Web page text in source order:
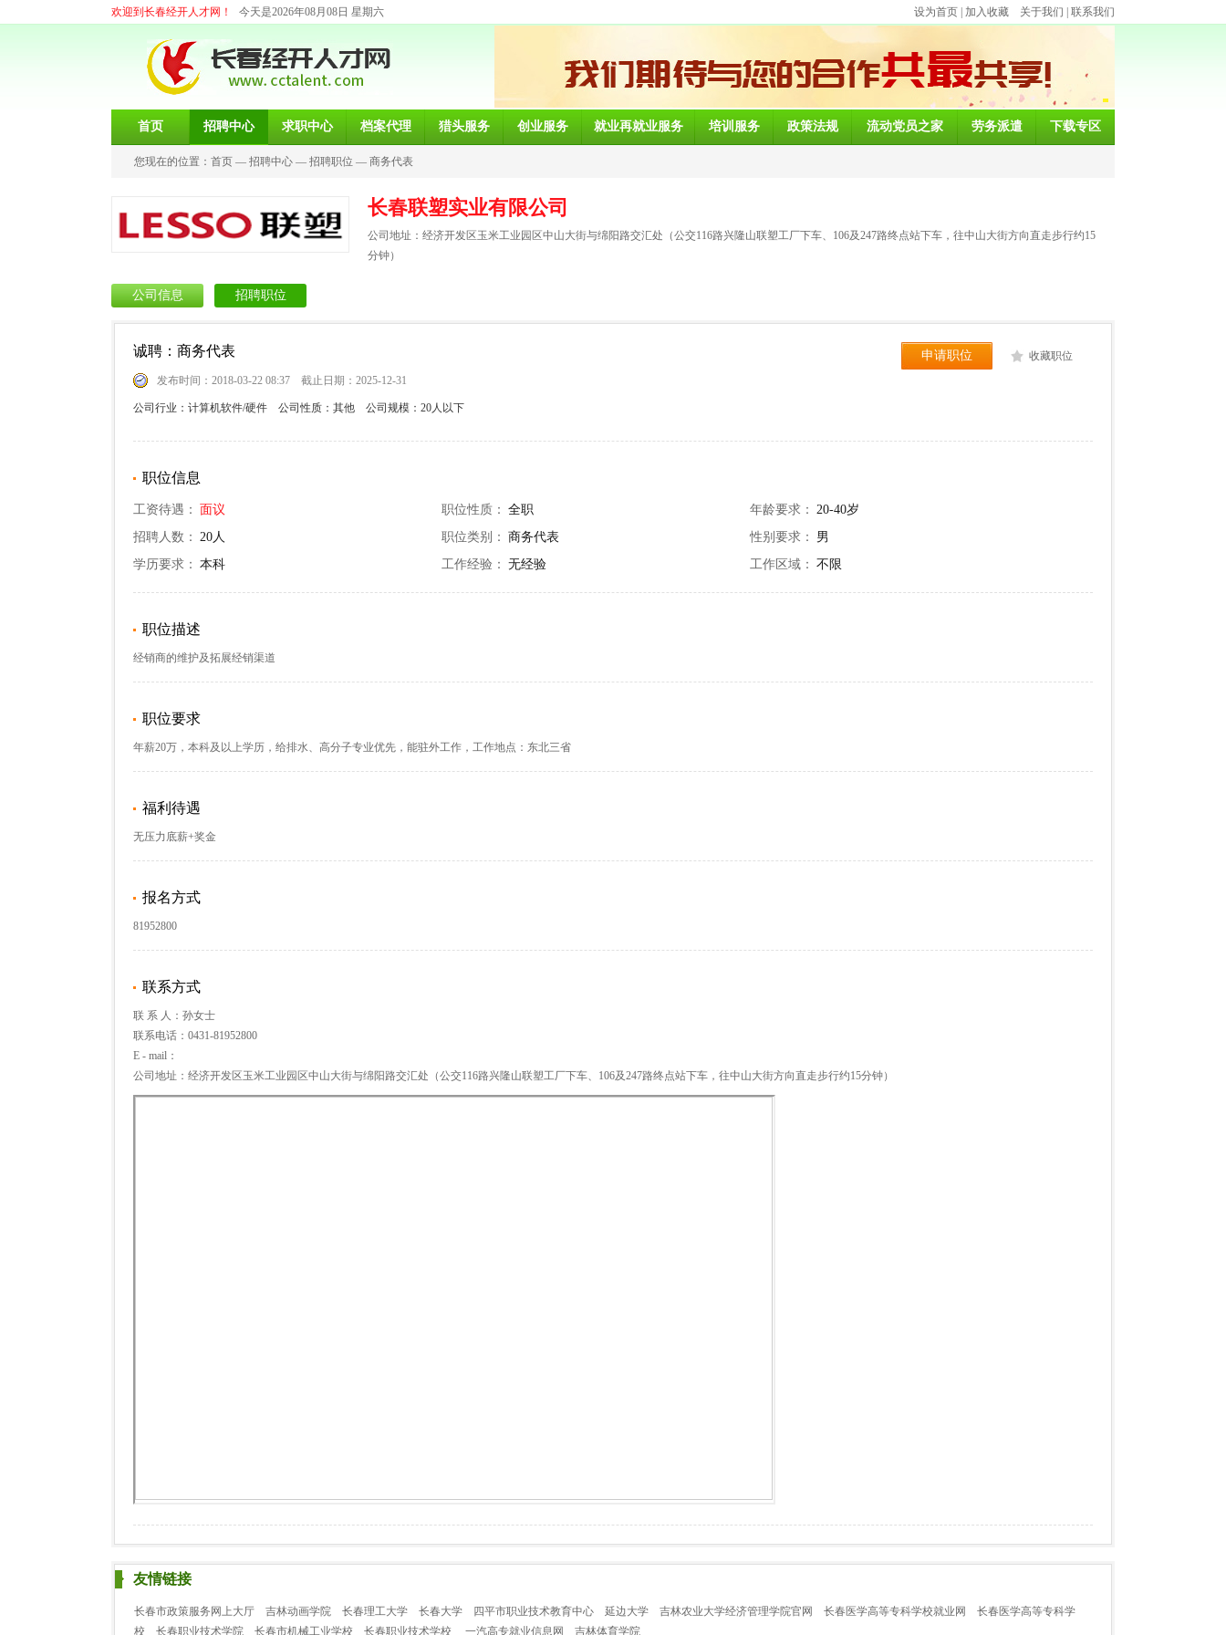
欢迎到长春经开人才网！ 今天是2026年08月08日 星期六 设为首页 加入收藏 关于我们 联系我们
首页 招聘中心 求职中心 档案代理 猎头服务 创业服务 就业再就业服务 培训服务 政策法规 流动党员之家 劳务派遣 下载专区
您现在的位置： 首页 — 招聘中心 — 招聘职位 — 商务代表
长春联塑实业有限公司
公司地址：经济开发区玉米工业园区中山大街与绵阳路交汇处（公交116路兴隆山联塑工厂下车、106及247路终点站下车，往中山大街方向直走步行约15
分钟）
公司信息 招聘职位
诚聘：商务代表
发布时间：2018-03-22 08:37 截止日期：2025-12-31
公司行业：计算机软件/硬件 公司性质：其他 公司规模：20人以下
收藏职位
申请职位
职位信息
工资待遇： 面议 职位性质： 全职 年龄要求： 20-40岁
招聘人数： 20人 职位类别： 商务代表 性别要求：
男
学历要求： 本科 工作经验： 无经验 工作区域： 不限
职位描述
经销商的维护及拓展经销渠道
职位要求
年薪20万，本科及以上学历，给排水、高分子专业优先，能驻外工作，工作地点：东北三省
福利待遇
无压力底薪+奖金
报名方式
81952800
联系方式
联 系 人：孙女士
联系电话：0431-81952800
E - mail：
公司地址：经济开发区玉米工业园区中山大街与绵阳路交汇处（公交116路兴隆山联塑工厂下车、106及247路终点站下车，往中山大街方向直走步行约15分钟）
友情链接
长春市政策服务网上大厅 吉林动画学院 长春理工大学 长春大学 四平市职业技术教育中心 延边大学 吉林农业大学经济管理学院官网 长春医学高等专科学校就业网
长春医学高等专科学
校
长春职业技术学院 长春市机械工业学校 长春职业技术学校 一汽高专就业信息网 吉林体育学院